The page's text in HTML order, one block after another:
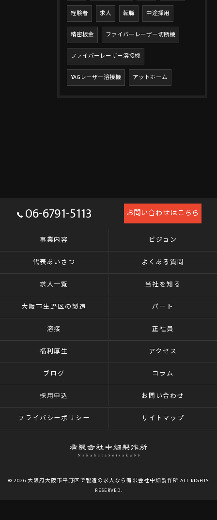
経験者 求人 転職 中途採用
精密板金 ファイバーレーザー切断機
ファイバーレーザー溶接機
YAGレーザー溶接機 アットホーム
06-6791-5113 お問い合わせはこちら
事業内容 ビジョン
代表あいさつ よくある質問
求人一覧 当社を知る
大阪市生野区の製造 パート
溶接 正社員
福利厚生 アクセス
ブログ コラム
採用申込 お問い合わせ
プライバシーポリシー サイトマップ
© 2026 大阪府大阪市平野区で製造の求人なら有限会社中畑製作所 ALL RIGHTS
RESERVED.